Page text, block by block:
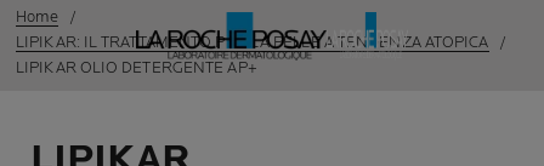
Home
LIPIKAR: IL TRATTAMENTO PER LA PELLE A TENDENZA ATOPICA
LIPIKAR OLIO DETERGENTE AP+